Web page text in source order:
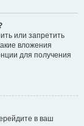
или запретить
вложения
для получения
в ваш